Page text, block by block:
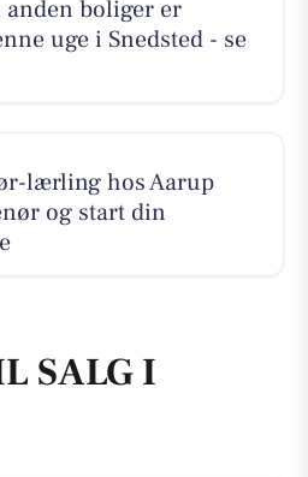
anden boliger er
uge i Snedsted - se
lærling hos Aarup
og start din
SALG I